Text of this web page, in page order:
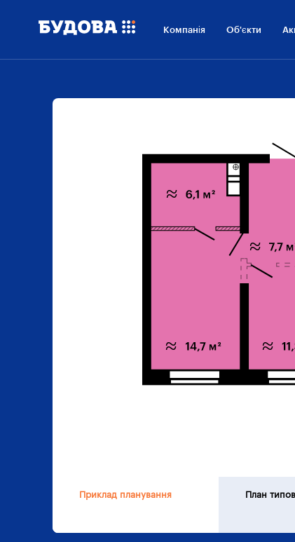
Компанія Об'єкти
Приклад планування План